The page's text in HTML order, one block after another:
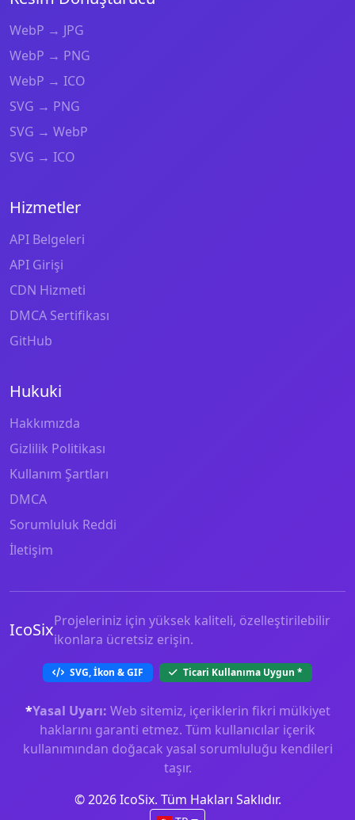
WebP → JPG
WebP → PNG
WebP → ICO
SVG → PNG
SVG → WebP
SVG → ICO
Hizmetler
API Belgeleri
API Girişi
CDN Hizmeti
DMCA Sertifikası
GitHub
Hukuki
Hakkımızda
Gizlilik Politikası
Kullanım Şartları
DMCA
Sorumluluk Reddi
İletişim
IcoSixProjeleriniz için yüksek kaliteli, özelleştirilebilir
ikonlara ücretsiz erişin.
SVG, İkon & GIF Ticari Kullanıma Uygun *
*Yasal Uyarı: Web sitemiz, içeriklerin fikri mülkiyet
haklarını garanti etmez. Tüm kullanıcılar içerik
kullanımından doğacak yasal sorumluluğu kendileri
taşır.
© 2026 IcoSix. Tüm Hakları Saklıdır.